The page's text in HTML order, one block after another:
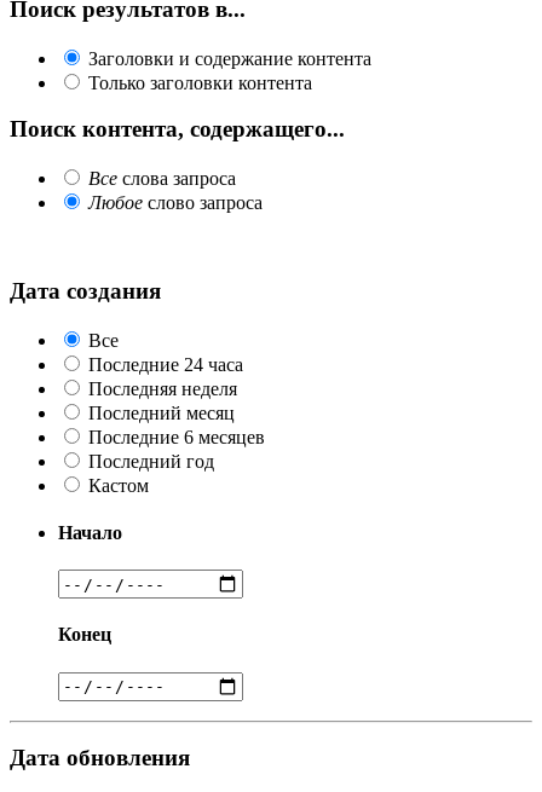
Поиск результатов в...
Заголовки и содержание контента
Только заголовки контента
Поиск контента, содержащего...
Все слова запроса
Любое слово запроса
Дата создания
Все
Последние 24 часа
Последняя неделя
Последний месяц
Последние 6 месяцев
Последний год
Кастом
Начало
Конец
Дата обновления